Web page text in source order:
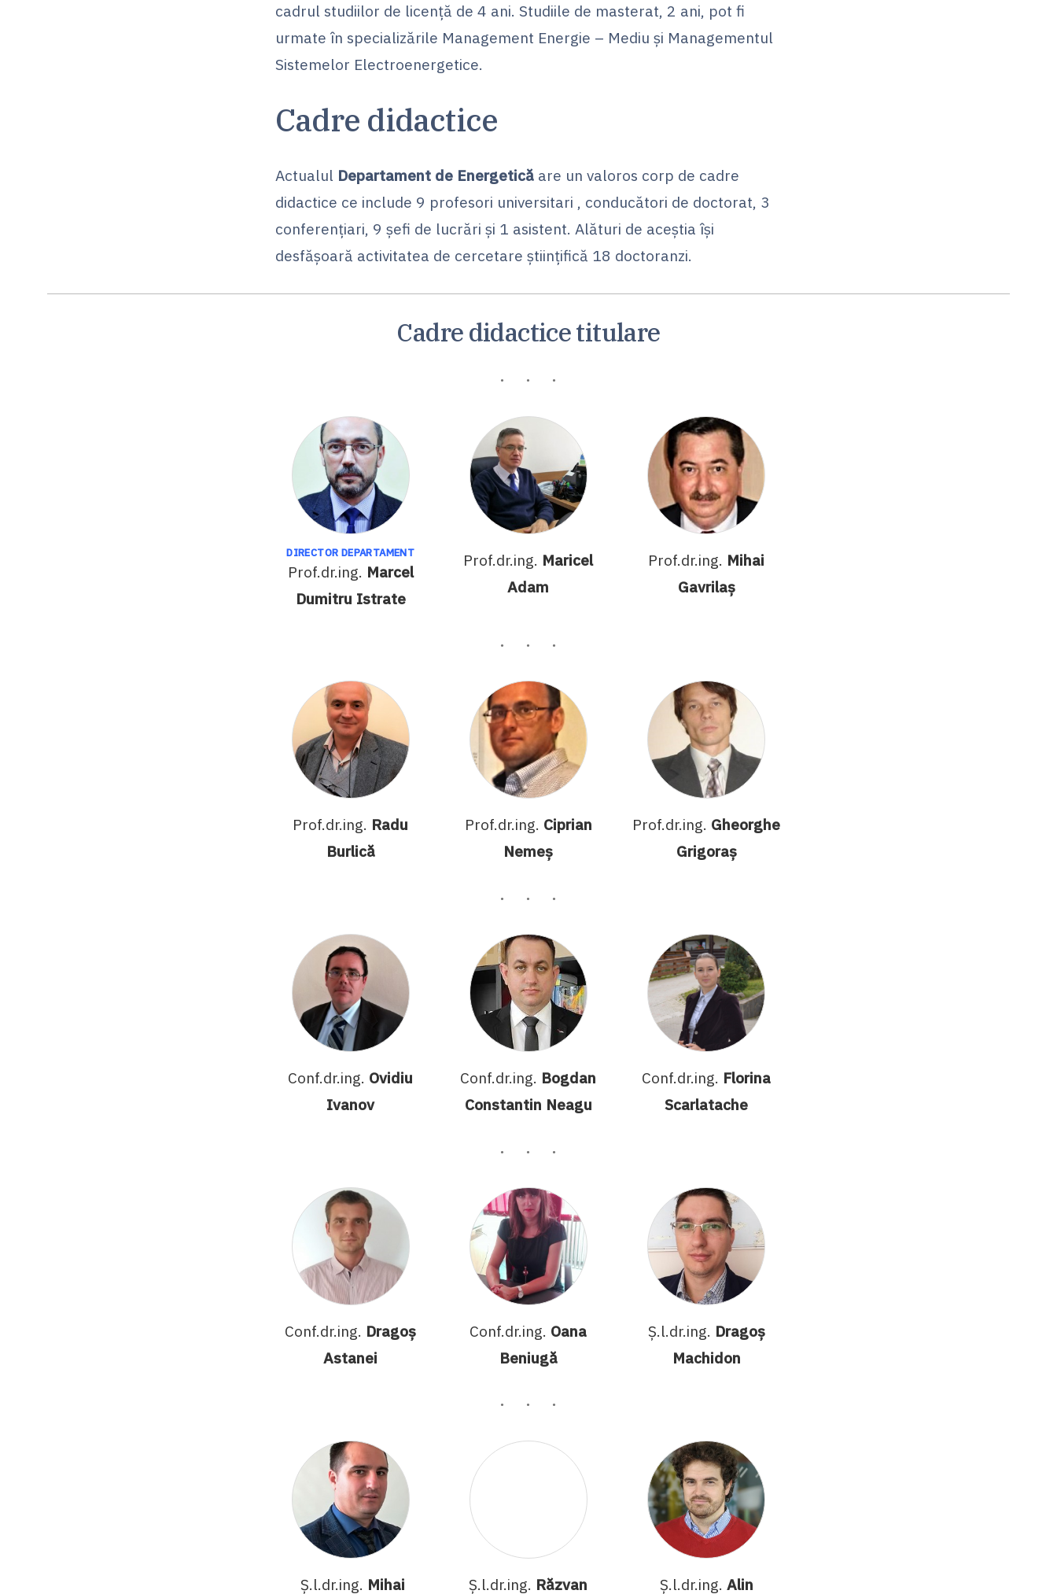
cadrul studiilor de licenţă de 4 ani. Studiile de masterat, 2 ani, pot fi
urmate în specializările Management Energie – Mediu şi Managementul
Sistemelor Electroenergetice.
Cadre didactice
Actualul Departament de Energetică are un valoros corp de cadre
didactice ce include 9 profesori universitari , conducători de doctorat, 3
conferenţiari, 9 şefi de lucrări şi 1 asistent. Alături de aceştia îşi
desfăşoară activitatea de cercetare ştiinţifică 18 doctoranzi.
Cadre didactice titulare
DIRECTOR DEPARTAMENT
Prof.dr.ing. Marcel
Dumitru Istrate
Prof.dr.ing. Maricel
Adam
Prof.dr.ing. Mihai
Gavrilaș
Prof.dr.ing. Radu
Burlică
Prof.dr.ing. Ciprian
Nemeș
Prof.dr.ing. Gheorghe
Grigoraș
Conf.dr.ing. Ovidiu
Ivanov
Conf.dr.ing. Bogdan
Constantin Neagu
Conf.dr.ing. Florina
Scarlatache
Conf.dr.ing. Dragoș
Astanei
Conf.dr.ing. Oana
Beniugă
Ș.l.dr.ing. Dragoș
Machidon
Ș.l.dr.ing. Mihai Ș.l.dr.ing. Răzvan Ș.l.dr.ing. Alin